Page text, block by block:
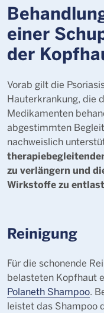
einer
der
Vorab gilt die
Hauterkrankung, die
Medikamenten
abgestimmten
nachweislich
zu verlängern und
Wirkstoffe zu
Reinigung
Für die schonende
belasteten Kopfhaut
Polaneth Shampoo.
leistet das Shampoo